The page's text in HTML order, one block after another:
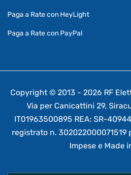
Paga a Rate con HeyLight
Paga a Rate con PayPal
Copyright © 2013 - 2026 RF
Via per Canicattini 29,
IT01963500895 REA: SR-
registrato n. 302022000071519
Impese e Made